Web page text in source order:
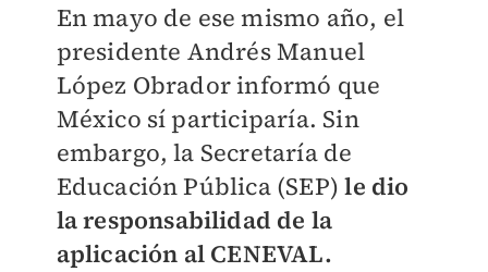
En mayo de ese mismo año, el
presidente Andrés Manuel
López Obrador informó que
México sí participaría. Sin
embargo, la Secretaría de
Educación Pública (SEP) le dio
la responsabilidad de la
aplicación al CENEVAL.